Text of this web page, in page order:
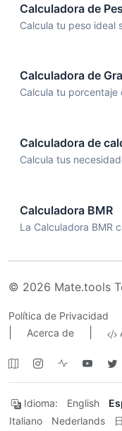
Calculadora de
Calcula tu peso ideal
Calculadora de
Calcula tu porcentaje
Calculadora de
Calcula tus
Calculadora BMR
La Calculadora BMR
© 2026 Mate.tools
Política de Privacidad
Acerca de
Idioma: English
Italiano
Nederlands